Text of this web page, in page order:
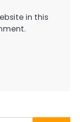
in this